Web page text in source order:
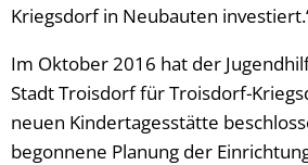
Kriegsdorf in Neubauten
Im Oktober 2016 hat der
Stadt Troisdorf für Troisdorf-
neuen Kindertagesstätte
begonnene Planung der